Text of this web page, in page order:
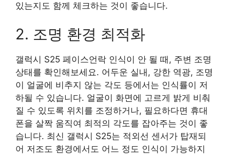
있는지도 함께 체크하는 것이 좋습니다.
2. 조명 환경 최적화
갤럭시 S25 페이스언락 인식이 안 될 때, 주변 조명
상태를 확인해보세요. 어두운 실내, 강한 역광, 조명
이 얼굴에 비추지 않는 각도 등에서는 인식률이 저
하될 수 있습니다. 얼굴이 화면에 고르게 밝게 비춰
질 수 있도록 위치를 조정하거나, 필요하다면 휴대
폰을 살짝 움직여 최적의 각도를 잡아주는 것이 좋
습니다. 최신 갤럭시 S25는 적외선 센서가 탑재되
어 저조도 환경에서도 어느 정도 인식이 가능하지